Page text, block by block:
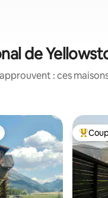
de
: ces
Coups